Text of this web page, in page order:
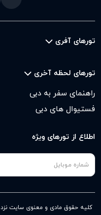
تورهای آفری
تورهای لحظه آخری
راهنمای سفر به دبی
فستیوال های دبی
اطلاع از تورهای ویژه
کلیه حقوق مادی و معنوی سایت نزد